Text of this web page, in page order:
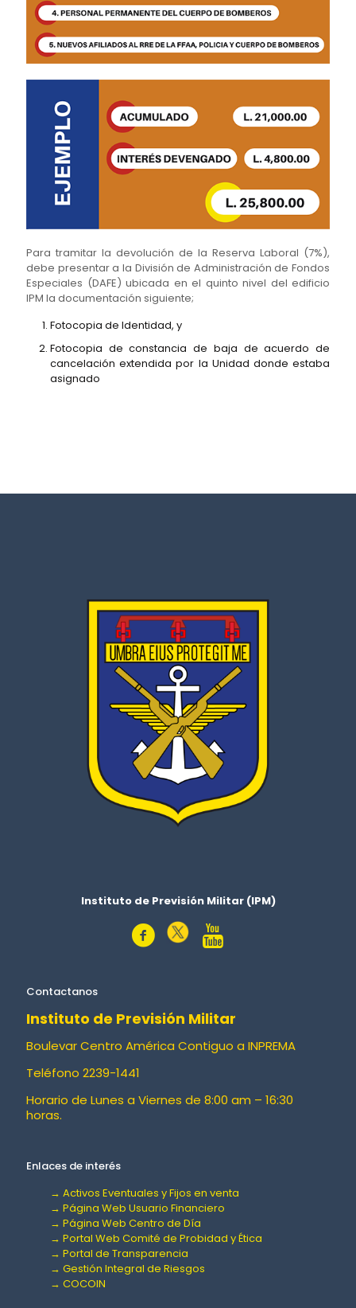
Para tramitar la devolución de la Reserva Laboral (7%),
debe presentar a la División de Administración de Fondos
Especiales (DAFE) ubicada en el quinto nivel del edificio
IPM la documentación siguiente;
Fotocopia de Identidad, y
Fotocopia de constancia de baja de acuerdo de
cancelación extendida por la Unidad donde estaba
asignado
Instituto de Previsión Militar (IPM)
Contactanos
Instituto de Previsión Militar
Boulevar Centro América Contiguo a INPREMA
Teléfono 2239-1441
Horario de Lunes a Viernes de 8:00 am – 16:30
horas.
Enlaces de interés
→ Activos Eventuales y Fijos en venta
→ Página Web Usuario Financiero
→ Página Web Centro de Día
→ Portal Web Comité de Probidad y Ética
→ Portal de Transparencia
→ Gestión Integral de Riesgos
→ COCOIN